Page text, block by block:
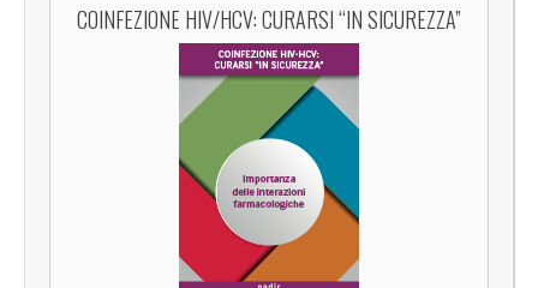
COINFEZIONE HIV/HCV: CURARSI “IN SICUREZZA”